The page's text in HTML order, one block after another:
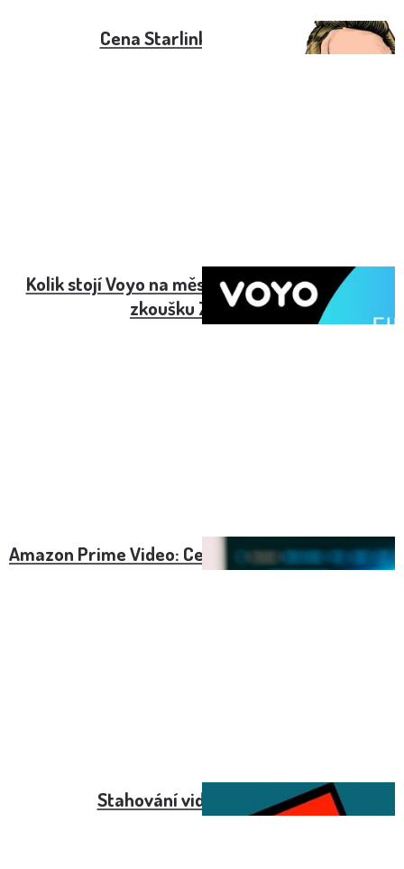
Cena Starlink v roce 2024
Kolik stojí Voyo na měsíc? Jak získat Voyo na
zkoušku ZDARMA?
Amazon Prime Video: Cesta k univerzální zábavě
Stahování videa z YouTube